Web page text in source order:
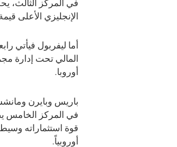
الإنجليزي الأعلى
المالي تحت إدارة
أوروبا.
باريس وبايرن
قوة استثماراته
أوروبياً.